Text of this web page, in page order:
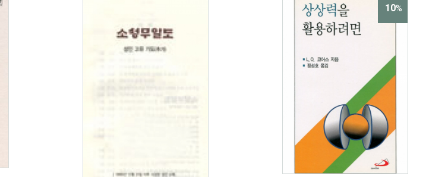
10%